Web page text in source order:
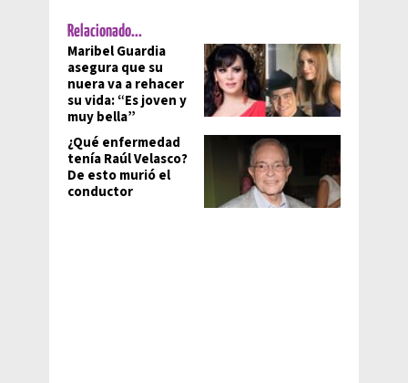
Relacionado...
Maribel Guardia
asegura que su
nuera va a rehacer
su vida: “Es joven y
muy bella”
¿Qué enfermedad
tenía Raúl Velasco?
De esto murió el
conductor